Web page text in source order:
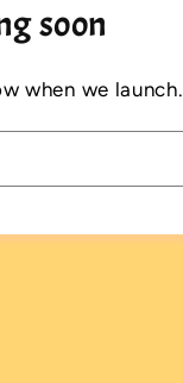
soon
when we launch.